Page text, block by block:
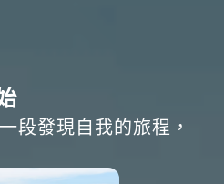
段發現自我的旅程，